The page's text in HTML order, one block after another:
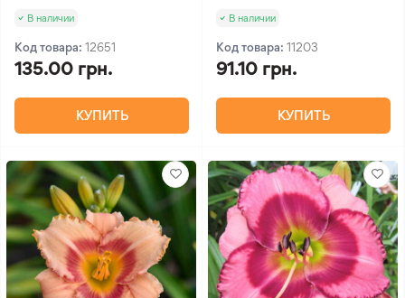
В наличии
Код товара: 12651
135.00 грн.
КУПИТЬ
В наличии
Код товара: 11203
91.10 грн.
КУПИТЬ